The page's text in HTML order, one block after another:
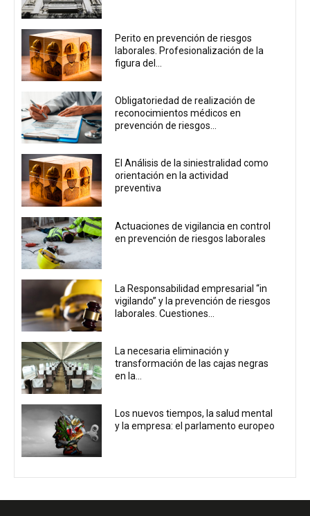
Perito en prevención de riesgos
laborales. Profesionalización de la
figura del...
Obligatoriedad de realización de
reconocimientos médicos en
prevención de riesgos...
El Análisis de la siniestralidad como
orientación en la actividad
preventiva
Actuaciones de vigilancia en control
en prevención de riesgos laborales
La Responsabilidad empresarial “in
vigilando” y la prevención de riesgos
laborales. Cuestiones...
La necesaria eliminación y
transformación de las cajas negras
en la...
Los nuevos tiempos, la salud mental
y la empresa: el parlamento europeo